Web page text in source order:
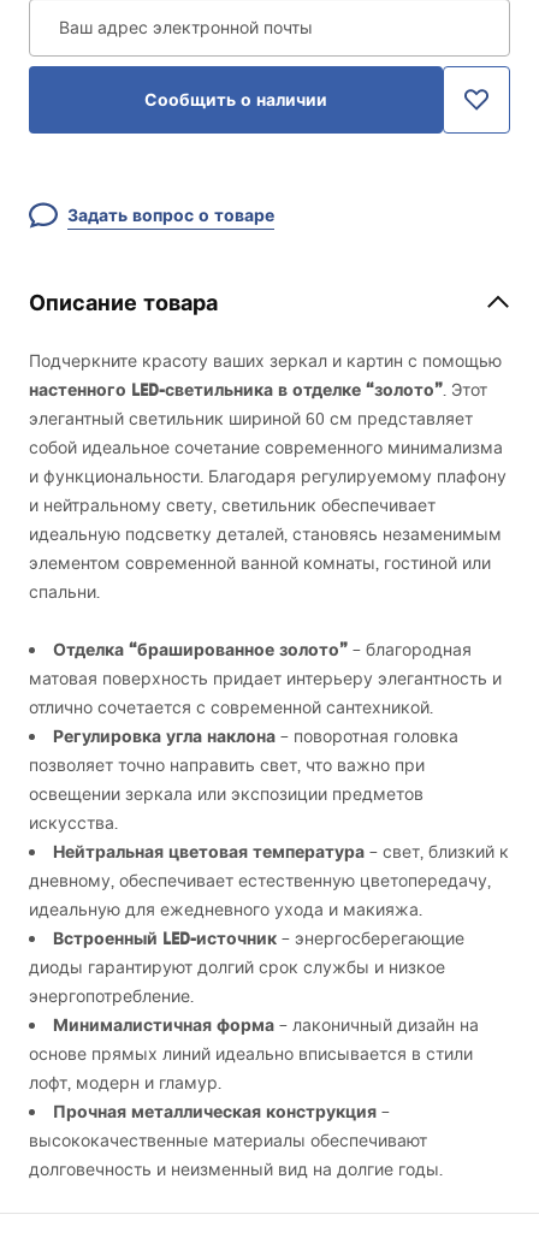
Ваш адрес электронной почты
Сообщить о наличии
Задать вопрос о товаре
Описание товара
Подчеркните красоту ваших зеркал и картин с помощью
настенного LED-светильника в отделке “золото”. Этот
элегантный светильник шириной 60 см представляет
собой идеальное сочетание современного минимализма
и функциональности. Благодаря регулируемому плафону
и нейтральному свету, светильник обеспечивает
идеальную подсветку деталей, становясь незаменимым
элементом современной ванной комнаты, гостиной или
спальни.
Отделка “брашированное золото” – благородная
матовая поверхность придает интерьеру элегантность и
отлично сочетается с современной сантехникой.
Регулировка угла наклона – поворотная головка
позволяет точно направить свет, что важно при
освещении зеркала или экспозиции предметов
искусства.
Нейтральная цветовая температура – свет, близкий к
дневному, обеспечивает естественную цветопередачу,
идеальную для ежедневного ухода и макияжа.
Встроенный LED-источник – энергосберегающие
диоды гарантируют долгий срок службы и низкое
энергопотребление.
Минималистичная форма – лаконичный дизайн на
основе прямых линий идеально вписывается в стили
лофт, модерн и гламур.
Прочная металлическая конструкция –
высококачественные материалы обеспечивают
долговечность и неизменный вид на долгие годы.